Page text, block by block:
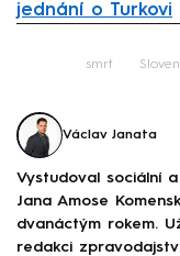
jednání o Turkovi
smrt
Václav Janata
Vystudoval sociální
Jana Amose
dvanáctým rokem.
redakci